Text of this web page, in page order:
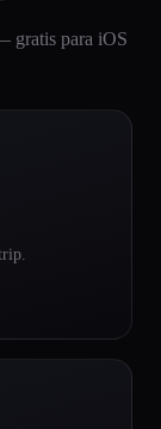
gratis para iOS